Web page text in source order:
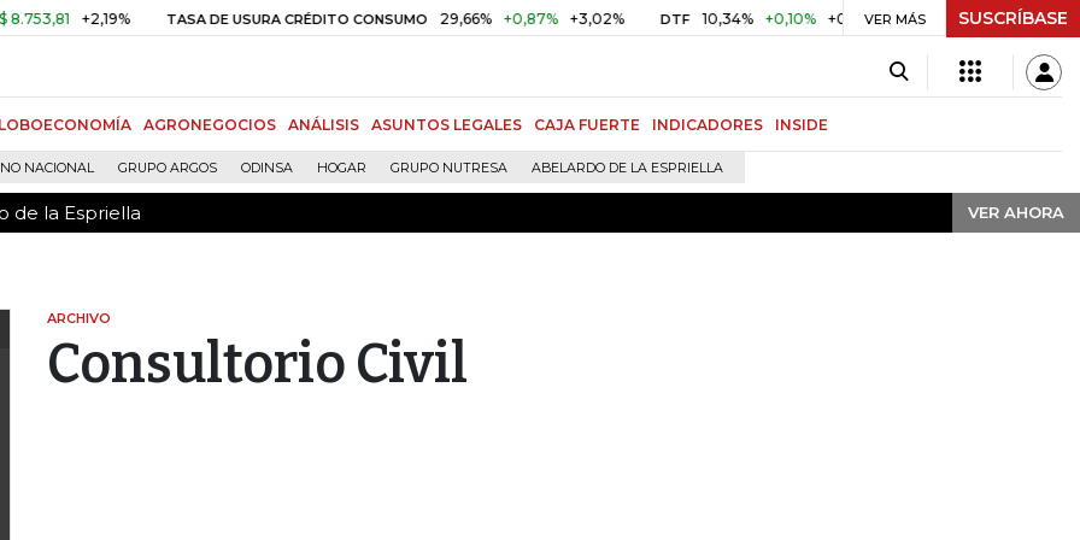
+2,19% TASA DE USURA CRÉDITO CONSUMO 29,66% +0,87% +3,02% DTF 10,34% +0,10% +0,98% UVR $ 416,91 +$ 0,05
VER MÁS SUSCRÍBASE
AGRONEGOCIOS ANÁLISIS ASUNTOS LEGALES CAJA FUERTE INDICADORES INSIDE
NACIONAL GRUPO ARGOS ODINSA HOGAR GRUPO NUTRESA ABELARDO DE LA ESPRIELLA
de la Espriella VER AHORA
la Espriella VER AHORA
ARCHIVO
Consultorio Civil